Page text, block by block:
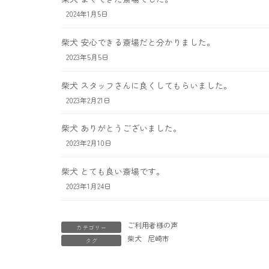
2024年1月5日
柴犬 安心できる斎場だと分かりました。
2023年5月5日
柴犬 スタッフさんに良くしてもらいました。
2023年2月21日
柴犬 ありがとうございました。
2023年2月10日
柴犬 とても良い斎場です。
2023年1月24日
カテゴリー ご利用者様の声
タグ 柴犬 尼崎市